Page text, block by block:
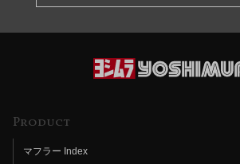
Product
マフラー Index